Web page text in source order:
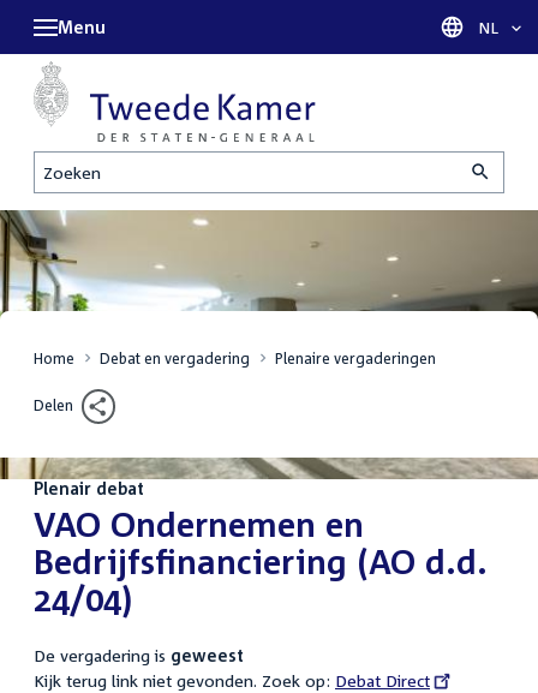
Zoeken
Menu Taal
NL
Home Debat en vergadering Plenaire vergaderingen
Delen
Plenair debat
:VAO Ondernemen en
Bedrijfsfinanciering (AO d.d.
24/04)
De vergadering is geweest
Kijk terug link niet gevonden. Zoek op: External
Debat Direct